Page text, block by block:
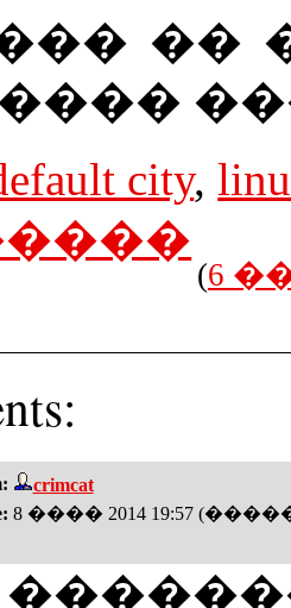
�� �
city,
(6
crimcat
8 ���� 2014 19:57